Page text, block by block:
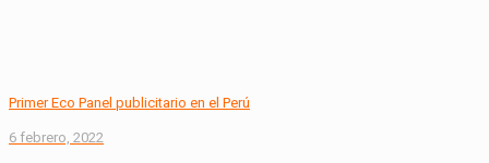
Primer Eco Panel publicitario en el Perú
6 febrero, 2022